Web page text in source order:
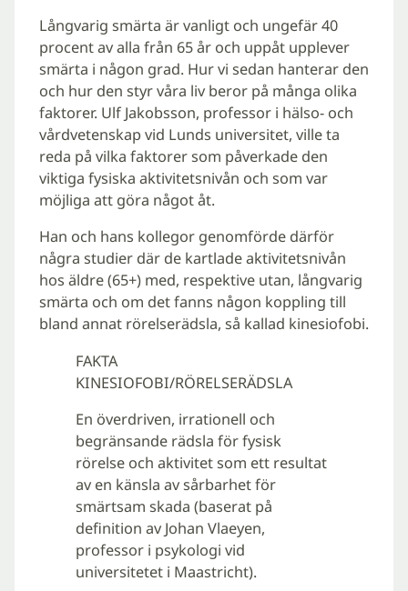
Långvarig smärta är vanligt och ungefär 40
procent av alla från 65 år och uppåt upplever
smärta i någon grad. Hur vi sedan hanterar den
och hur den styr våra liv beror på många olika
faktorer. Ulf Jakobsson, professor i hälso- och
vårdvetenskap vid Lunds universitet, ville ta
reda på vilka faktorer som påverkade den
viktiga fysiska aktivitetsnivån och som var
möjliga att göra något åt.
Han och hans kollegor genomförde därför
några studier där de kartlade aktivitetsnivån
hos äldre (65+) med, respektive utan, långvarig
smärta och om det fanns någon koppling till
bland annat rörelserädsla, så kallad kinesiofobi.
FAKTA
KINESIOFOBI/RÖRELSERÄDSLA
En överdriven, irrationell och
begränsande rädsla för fysisk
rörelse och aktivitet som ett resultat
av en känsla av sårbarhet för
smärtsam skada (baserat på
definition av Johan Vlaeyen,
professor i psykologi vid
universitetet i Maastricht).